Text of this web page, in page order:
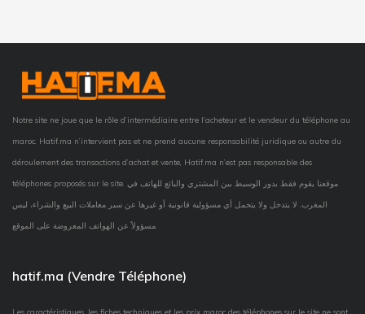
Notre site ne joue que le rôle d’intermédiaire entre l’acheteur et le vendeur du téléphone au
maroc. Hatif.ma n’intervient pas et ne prend aucune responsabilité juridique ou autre du
déroulement des transactions d’achat et vente, Hatif.ma n’est pas responsable des
téléphones proposés sur le site. موقعنا يقوم فقط بدور الوسيط بين المشتري والبائع للهاتف في
المغرب. لا يتدخل ولا يتحمل أي مسؤولية قانونية أو غيرها عن سير معاملات البيع والشراء، ليس
hatif.ma (Vendre Téléphone)
Les caractéristiques, les fiches techniques et les prix maroc des téléphones sur le site ne sont